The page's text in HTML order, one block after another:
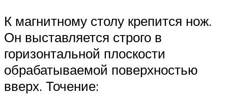
К магнитному столу крепится нож.
Он выставляется строго в
горизонтальной плоскости
обрабатываемой поверхностью
вверх. Точение: